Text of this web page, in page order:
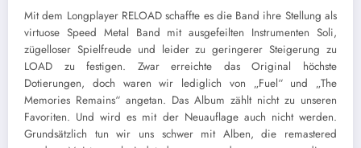
Mit dem Longplayer RELOAD schaffte es die Band ihre Stellung als
virtuose Speed Metal Band mit ausgefeilten Instrumenten Soli,
zügelloser Spielfreude und leider zu geringerer Steigerung zu
LOAD zu festigen. Zwar erreichte das Original höchste
Dotierungen, doch waren wir lediglich von „Fuel“ und „The
Memories Remains“ angetan. Das Album zählt nicht zu unseren
Favoriten. Und wird es mit der Neuauflage auch nicht werden.
Grundsätzlich tun wir uns schwer mit Alben, die remastered